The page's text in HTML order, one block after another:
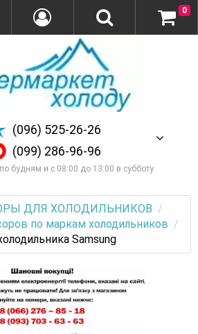
(096) 525-26-26
(099) 286-96-96
будням и с 08:00 до 13:00 в субботу
0
ДЛЯ ХОЛОДИЛЬНИКОВ
по маркам холодильников
Samsung